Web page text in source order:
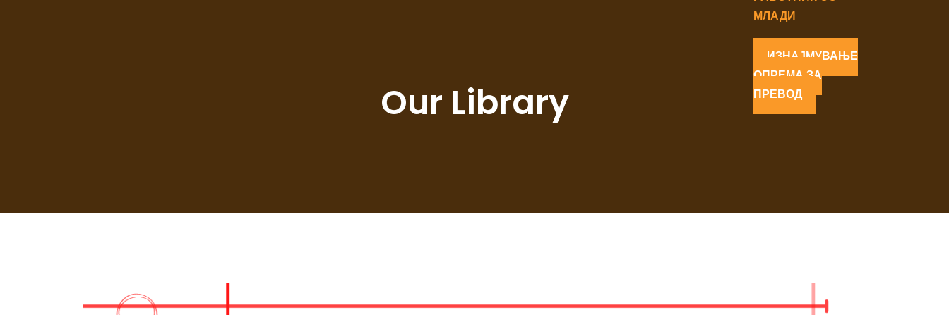
МЛАДИ
ИЗНАЈМУВАЊЕ
ОПРЕМА ЗА
ПРЕВОД
Our Library